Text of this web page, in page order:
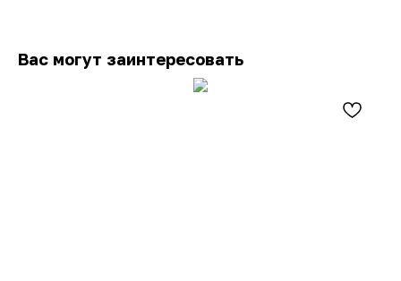
Вас могут заинтересовать